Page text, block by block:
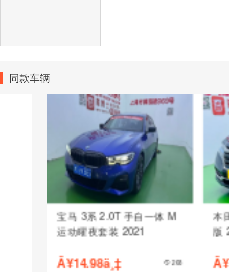
同款车辆
宝马 3系 2.0T 手自一体 M
运动曜夜套装 2021
Â¥14.98ä¸‡
本田 艾力绅
Â¥15.68ä¸‡